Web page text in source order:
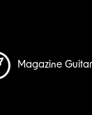
Magazine